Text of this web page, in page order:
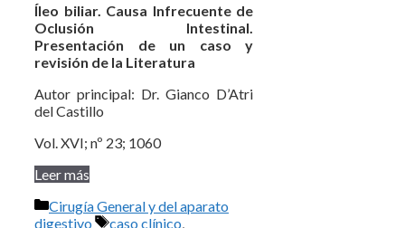
Íleo biliar. Causa Infrecuente de
Oclusión Intestinal.
Presentación de un caso y
revisión de la Literatura
Autor principal: Dr. Gianco D’Atri
del Castillo
Vol. XVI; nº 23; 1060
Leer más
Categorías
Cirugía General y del aparato
digestivo
Etiquetas
caso clínico